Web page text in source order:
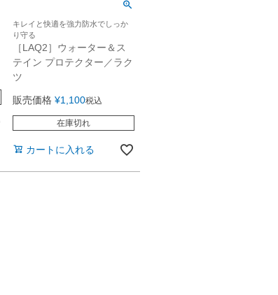
キレイと快適を強力防水でしっか
り守る
［LAQ2］ウォーター＆ス
テイン プロテクター／ラク
ツ
販売価格 ¥1,100税込
在庫切れ
カートに入れる